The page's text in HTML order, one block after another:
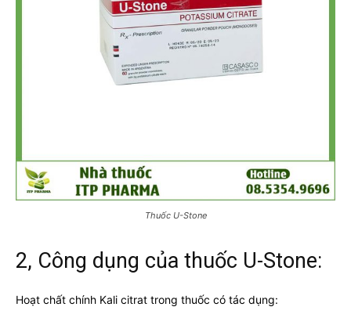
Thuốc U-Stone
2, Công dụng của thuốc U-Stone:
Hoạt chất chính Kali citrat trong thuốc có tác dụng: